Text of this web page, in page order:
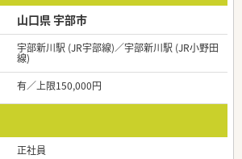
山口県 宇部市
宇部新川駅 (JR宇部線)／宇部新川駅 (JR小野田
線)
有／上限150,000円
正社員